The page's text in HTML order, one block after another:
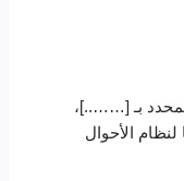
بـ [……..]،
الأحوال